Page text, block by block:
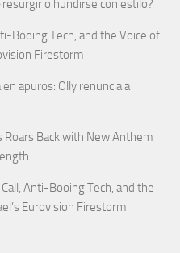
o hundirse con estilo?
Booing Tech, and the Voice of
Firestorm
en apuros: Olly renuncia a
Roars Back with New Anthem
Call, Anti-Booing Tech, and the
Eurovision Firestorm